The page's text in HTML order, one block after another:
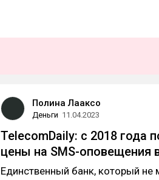
Полина Лааксо
Деньги 11.04.2023
TelecomDaily: с 2018 года
цены на SMS-оповещения
Единственный банк, который не